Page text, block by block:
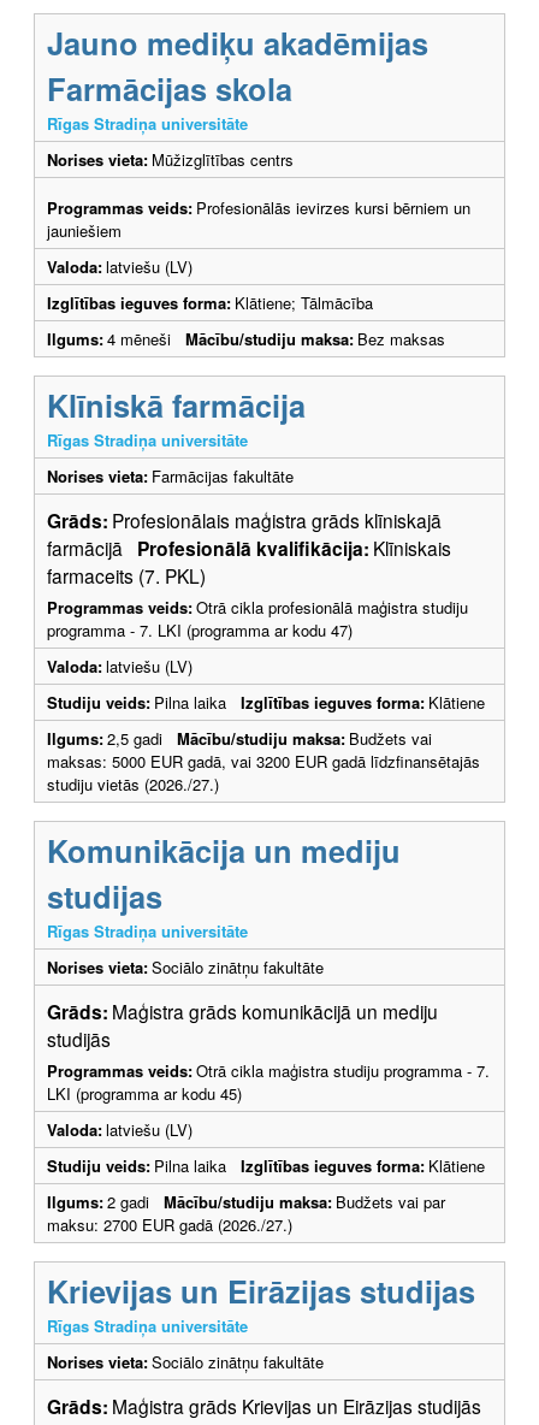
Jauno mediķu akadēmijas
Farmācijas skola
Rīgas Stradiņa universitāte
Norises vieta: Mūžizglītības centrs
Programmas veids: Profesionālās ievirzes kursi bērniem un
jauniešiem
Valoda:latviešu (LV)
Izglītības ieguves forma: Klātiene; Tālmācība
Ilgums:4 mēneši Mācību/studiju maksa: Bez maksas
Klīniskā farmācija
Rīgas Stradiņa universitāte
Norises vieta: Farmācijas fakultāte
Grāds: Profesionālais maģistra grāds klīniskajā
farmācijā Profesionālā kvalifikācija: Klīniskais
farmaceits (7. PKL)
Programmas veids:Otrā cikla profesionālā maģistra studiju
programma - 7. LKI (programma ar kodu 47)
Valoda:latviešu (LV)
Studiju veids: Pilna laika Izglītības ieguves forma: Klātiene
Ilgums:2,5 gadi Mācību/studiju maksa: Budžets vai
maksas: 5000 EUR gadā, vai 3200 EUR gadā līdzfinansētajās
studiju vietās (2026./27.)
Komunikācija un mediju
studijas
Rīgas Stradiņa universitāte
Norises vieta:Sociālo zinātņu fakultāte
Grāds: Maģistra grāds komunikācijā un mediju
studijās
Programmas veids:Otrā cikla maģistra studiju programma - 7.
LKI (programma ar kodu 45)
Valoda:latviešu (LV)
Studiju veids: Pilna laika Izglītības ieguves forma: Klātiene
Ilgums:2 gadi Mācību/studiju maksa: Budžets vai par
maksu: 2700 EUR gadā (2026./27.)
Krievijas un Eirāzijas studijas
Rīgas Stradiņa universitāte
Norises vieta:Sociālo zinātņu fakultāte
Grāds: Maģistra grāds Krievijas un Eirāzijas studijās